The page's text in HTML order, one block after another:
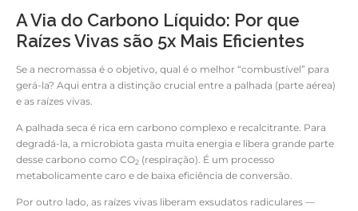
A Via do Carbono Líquido: Por que
Raízes Vivas são 5x Mais Eficientes
Se a necromassa é o objetivo, qual é o melhor “combustível” para
gerá-la? Aqui entra a distinção crucial entre a palhada (parte aérea)
e as raízes vivas.
A palhada seca é rica em carbono complexo e recalcitrante. Para
degradá-la, a microbiota gasta muita energia e libera grande parte
desse carbono como CO2 (respiração). É um processo
metabolicamente caro e de baixa eficiência de conversão.
Por outro lado, as raízes vivas liberam exsudatos radiculares —